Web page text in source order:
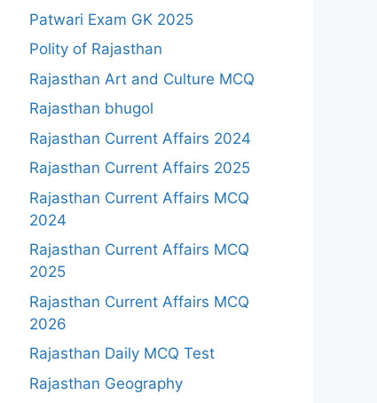
Patwari Exam GK 2025
Polity of Rajasthan
Rajasthan Art and Culture MCQ
Rajasthan bhugol
Rajasthan Current Affairs 2024
Rajasthan Current Affairs 2025
Rajasthan Current Affairs MCQ
2024
Rajasthan Current Affairs MCQ
2025
Rajasthan Current Affairs MCQ
2026
Rajasthan Daily MCQ Test
Rajasthan Geography